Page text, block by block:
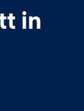
in